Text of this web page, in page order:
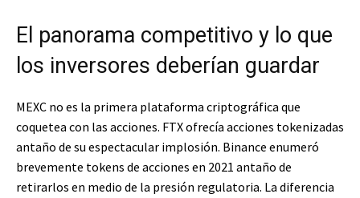
El panorama competitivo y lo que
los inversores deberían guardar
MEXC no es la primera plataforma criptográfica que
coquetea con las acciones. FTX ofrecía acciones tokenizadas
antaño de su espectacular implosión. Binance enumeró
brevemente tokens de acciones en 2021 antaño de
retirarlos en medio de la presión regulatoria. La diferencia